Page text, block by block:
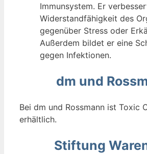
Immunsystem. Er
Widerstandfähigkeit des
gegenüber Stress oder
Außerdem bildet er eine
gegen Infektionen.
dm und
Bei dm und Rossmann ist Toxic
erhältlich.
Stiftung